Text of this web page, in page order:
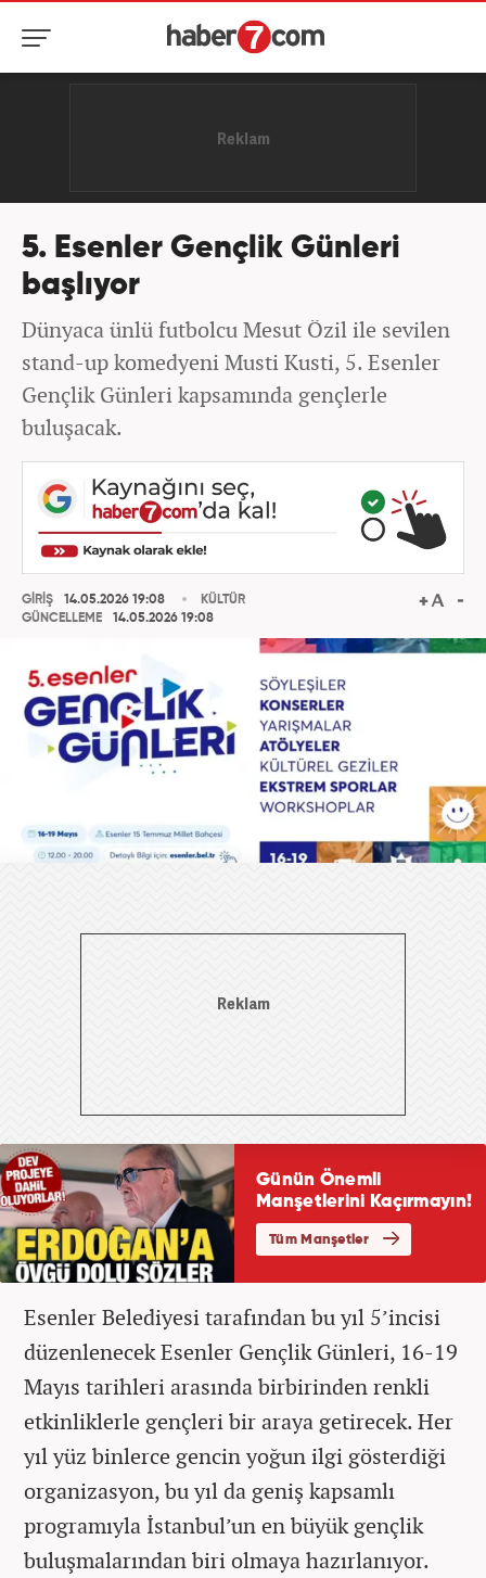
5. Esenler Gençlik Günleri
başlıyor
Dünyaca ünlü futbolcu Mesut Özil ile sevilen
stand-up komedyeni Musti Kusti, 5. Esenler
Gençlik Günleri kapsamında gençlerle
buluşacak.
GİRİŞ
14.05.2026 19:08
GÜNCELLEME
14.05.2026 19:08
KÜLTÜR
Esenler Belediyesi tarafından bu yıl 5’incisi
düzenlenecek Esenler Gençlik Günleri, 16-19
Mayıs tarihleri arasında birbirinden renkli
etkinliklerle gençleri bir araya getirecek. Her
yıl yüz binlerce gencin yoğun ilgi gösterdiği
organizasyon, bu yıl da geniş kapsamlı
programıyla İstanbul’un en büyük gençlik
buluşmalarından biri olmaya hazırlanıyor.